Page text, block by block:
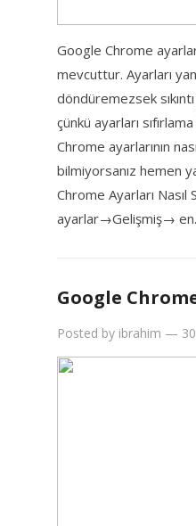
Google Chrome
mevcuttur. Ayarları
döndüremezsek
çünkü ayarları
Chrome ayarlarının
bilmiyorsanız hemen
Chrome Ayarları Nasıl
ayarlar→Gelişmiş→
Google
Posted by ibrahim —